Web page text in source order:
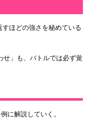
ほどの強さを秘めている
せ」も、バトルでは必ず覚
に解説していく。